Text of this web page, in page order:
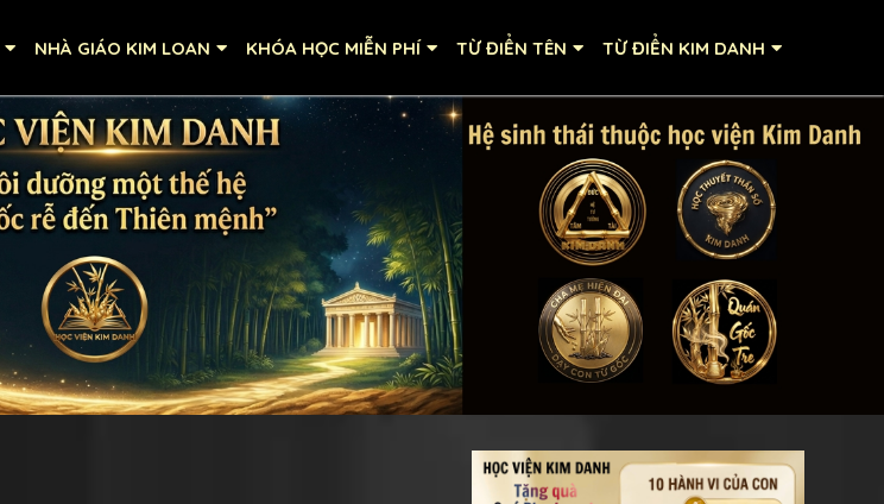
NHÀ GIÁO KIM LOAN KHÓA HỌC MIỄN PHÍ TỪ ĐIỂN TÊN TỪ ĐIỂN KIM DANH